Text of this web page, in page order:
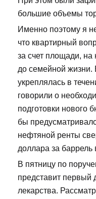
большие объемы
Именно поэтому я
что квартирный
за счет площади,
до семейной жизни.
укреплялась в
говорили о
подготовки нового
бы
нефтяной ренты
доллара за
В пятницу по
представит первый
лекарства.